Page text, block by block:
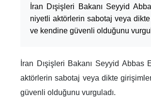
İran Dışişleri Bakanı Seyyid
niyetli aktörlerin sabotaj veya
ve kendine güvenli olduğunu
İran Dışişleri Bakanı Seyyid Abbas
aktörlerin sabotaj veya dikte
güvenli olduğunu vurguladı.